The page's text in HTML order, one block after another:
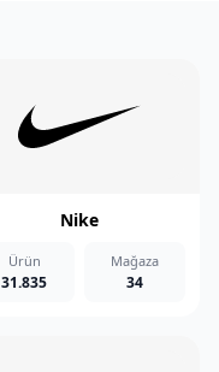
Nike
Ürün
31.835
Mağaza
34